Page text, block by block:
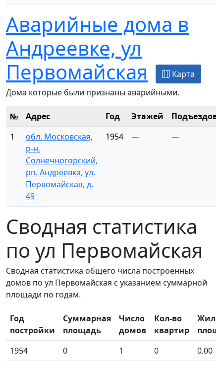
Аварийные дома в
Андреевке, ул
Первомайская
Карта
Дома которые были признаны аварийными.
№ Адрес Год Этажей
Подъездов
1
обл. Московская,
р-н.
Солнечногорский,
рп. Андреевка, ул.
Первомайская, д.
49
1954 — —
Сводная статистика
по ул Первомайская
Сводная статистика общего числа построенных
домов по ул Первомайская с указанием суммарной
площади по годам.
Год
постройки
Суммарная
площадь
Число
домов
Кол-во
квартир
1954
0 1 0 0.00